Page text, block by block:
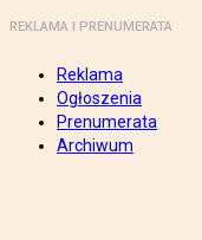
REKLAMA I PRENUMERATA
Reklama
Ogłoszenia
Prenumerata
Archiwum